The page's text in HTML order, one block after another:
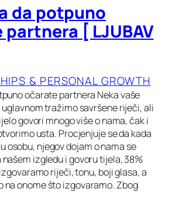
da potpuno
[ LJUBAV
& PERSONAL GROWTH
očarate partnera Neka vaše
tražimo savršene riječi, ali
govori mnogo više o nama, čak i
usta. Procjenjuje se da kada
osobu, njegov dojam o nama se
izgledu i govoru tijela, 38%
riječi, tonu, boji glasa, a
na onome što izgovaramo. Zbog